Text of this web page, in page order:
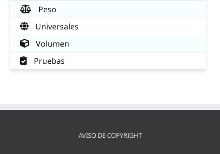
Peso
Universales
Volumen
Pruebas
AVISO DE COPYRIGHT